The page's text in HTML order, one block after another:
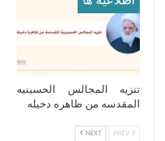
تنزیه المجالس الحسینیه
المقدسه من ظاهره دخیله
NEXT